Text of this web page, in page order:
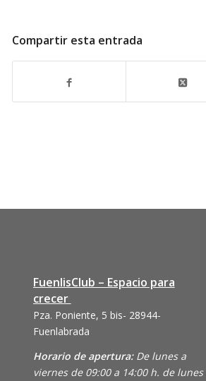
Compartir esta entrada
FuenlisClub – Espacio para
crecer
Pza. Poniente, 5 bis- 28944-
Fuenlabrada
Horario de apertura:De lunes a
viernes de 09:00 a 14:00 h. de lunes